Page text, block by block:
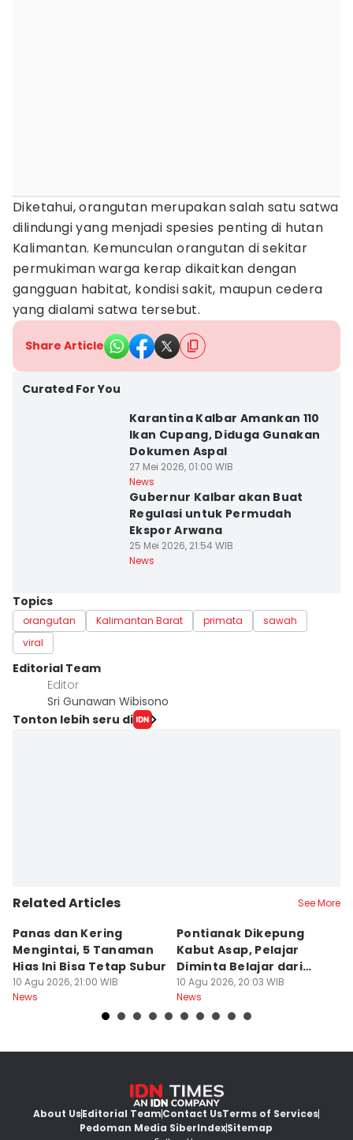
Diketahui, orangutan merupakan salah satu satwa
dilindungi yang menjadi spesies penting di hutan
Kalimantan. Kemunculan orangutan di sekitar
permukiman warga kerap dikaitkan dengan
gangguan habitat, kondisi sakit, maupun cedera
yang dialami satwa tersebut.
Share Article
Curated For You
Karantina Kalbar Amankan 110
Ikan Cupang, Diduga Gunakan
Dokumen Aspal
27 Mei 2026, 01:00 WIB
News
Gubernur Kalbar akan Buat
Regulasi untuk Permudah
Ekspor Arwana
25 Mei 2026, 21:54 WIB
News
Topics
orangutan Kalimantan Barat primata
sawah
viral
Editorial Team
Editor
Sri Gunawan Wibisono
Tonton lebih seru di
Related Articles See More
Panas dan Kering
Mengintai, 5 Tanaman
Hias Ini Bisa Tetap Subur
10 Agu 2026, 21:00 WIB
News
Pontianak Dikepung
Kabut Asap, Pelajar
Diminta Belajar dari
Rumah
10 Agu 2026, 20:03 WIB
News
About UsEditorial TeamContact UsTerms of Services
Pedoman Media SiberIndexSitemap